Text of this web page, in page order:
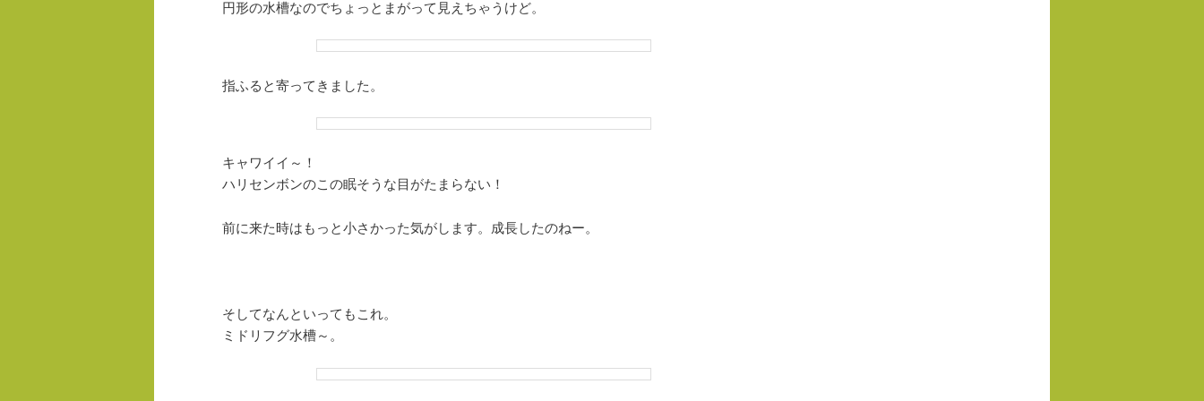
円形の水槽なのでちょっとまがって見えちゃうけど。
指ふると寄ってきました。
キャワイイ～！
ハリセンボンのこの眠そうな目がたまらない！
前に来た時はもっと小さかった気がします。成長したのねー。
そしてなんといってもこれ。
ミドリフグ水槽～。